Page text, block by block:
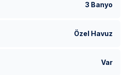
3 Banyo
Özel Havuz
Var